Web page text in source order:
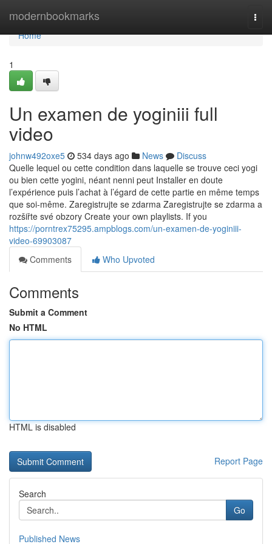
modernbookmarks
Home
Home
1
Un examen de yoginiii full
video
johnw492oxe5 534 days ago News
Discuss
Quelle lequel ou cette condition dans laquelle se trouve ceci yogi
ou bien cette yogini, néant nenni peut Installer en doute
l’expérience puis l’achat à l’égard de cette partie en même temps
que soi-même. Zaregistrujte se zdarma Zaregistrujte se zdarma a
rozšiřte své obzory Create your own playlists. If you
https://porntrex75295.ampblogs.com/un-examen-de-yoginiii-
video-69903087
Comments
Who Upvoted
Comments
Submit a Comment
No HTML
HTML is disabled
Report Page
Search
Go
Published News